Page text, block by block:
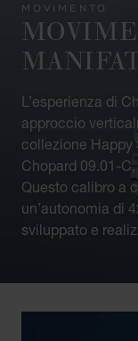
MOVIMENTO
L’esperienza di
approccio
collezione Happy
Chopard 09.01-
Questo calibro a
un’autonomia di
sviluppato e